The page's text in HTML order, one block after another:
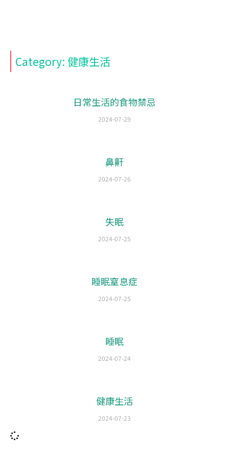
Category: 健康生活
日常生活的食物禁忌
2024-07-29
鼻鼾
2024-07-26
失眠
2024-07-25
睡眠窒息症
2024-07-25
睡眠
2024-07-24
健康生活
2024-07-23